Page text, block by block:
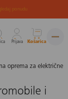
ponudu
Prijava Košarica
oprema za električne
i